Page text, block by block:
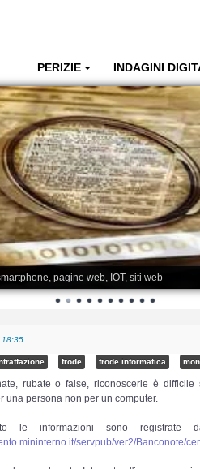
PERIZIE INDAGINI
pagine web, IOT, siti web
18:35
frode frode informatica
rubate o false, riconoscerle è
una persona non per un computer.
le informazioni sono registrate
servpub/ver2/Banconote/